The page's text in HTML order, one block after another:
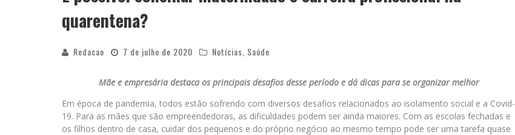
quarentena?
Redacao 7 de julho de 2020 Notícias Saúde
Mãe e empresária destaca os principais desafios desse período e dá dicas para se organizar melhor
Em época de pandemia, todos estão sofrendo com diversos desafios relacionados ao isolamento social e a Covid-
19. Para as mães que são empreendedoras, as dificuldades podem ser ainda maiores. Com as escolas fechadas e
os filhos dentro de casa, cuidar dos pequenos e do próprio negócio ao mesmo tempo pode ser uma tarefa quase